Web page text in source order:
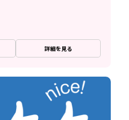
詳細を見る